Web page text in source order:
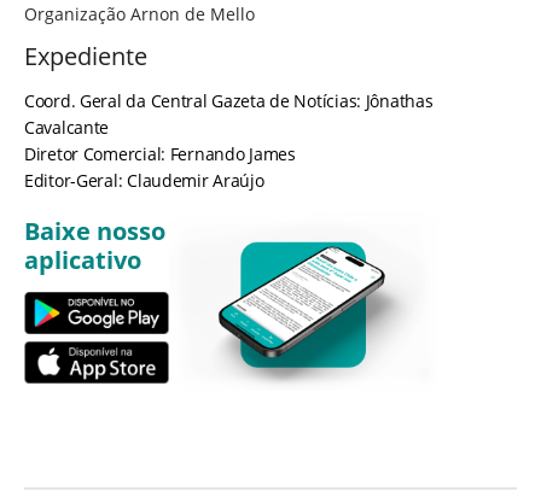
Organização Arnon de Mello
Expediente
Coord. Geral da Central Gazeta de Notícias: Jônathas
Cavalcante
Diretor Comercial: Fernando James
Editor-Geral: Claudemir Araújo
Baixe nosso
aplicativo